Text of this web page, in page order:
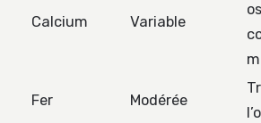
Calcium Variable
Fer Modérée